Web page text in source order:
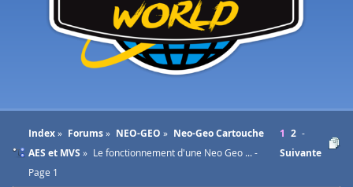
Index Forums NEO-GEO
Neo-Geo Cartouche
AES et MVS
Le fonctionnement d'une Neo Geo ... -
Page 1
1 2
Suivante